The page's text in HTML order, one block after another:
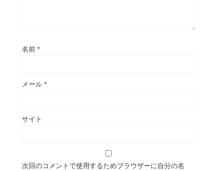
名前 *
メール *
サイト
次回のコメントで使用するためブラウザーに自分の名